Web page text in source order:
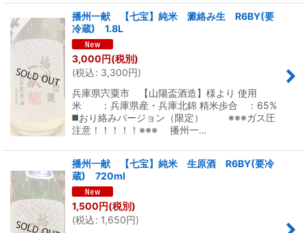
播州一献 【七宝】純米 澱絡み生 R6BY(要
冷蔵) 1.8L
3,000円(税別)
(税込: 3,300円)
兵庫県宍粟市 【山陽盃酒造】様より 使用
米 ：兵庫県産・兵庫北錦 精米歩合 ：65%
◼️おり絡みバージョン（限定） ※※※ガス圧
注意！！！！！※※※ 播州一…
播州一献 【七宝】純米 生原酒 R6BY(要冷
蔵) 720ml
1,500円(税別)
(税込: 1,650円)